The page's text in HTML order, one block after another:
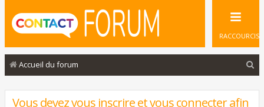
RACCOURCIS
Accueil du forum
Vous devez vous inscrire et vous connecter afin